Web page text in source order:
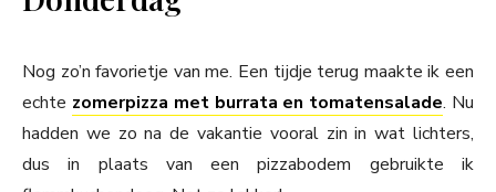
Nog zo’n favorietje van me. Een tijdje terug maakte ik een
echte zomerpizza met burrata en tomatensalade. Nu
hadden we zo na de vakantie vooral zin in wat lichters,
dus in plaats van een pizzabodem gebruikte ik